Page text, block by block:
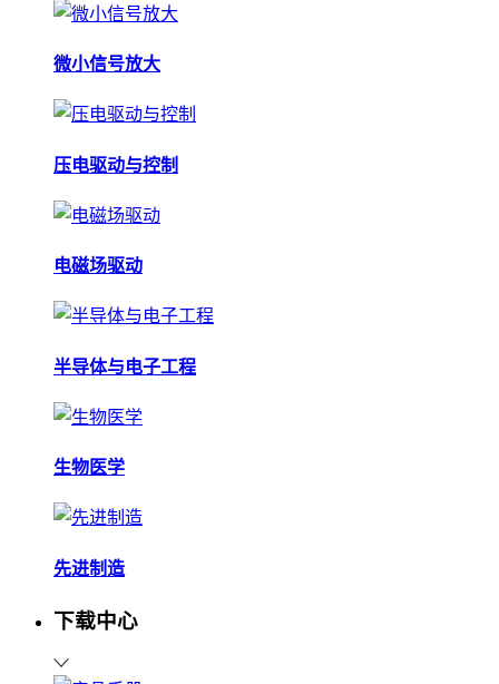
微小信号放大
压电驱动与控制
电磁场驱动
半导体与电子工程
生物医学
先进制造
下载中心